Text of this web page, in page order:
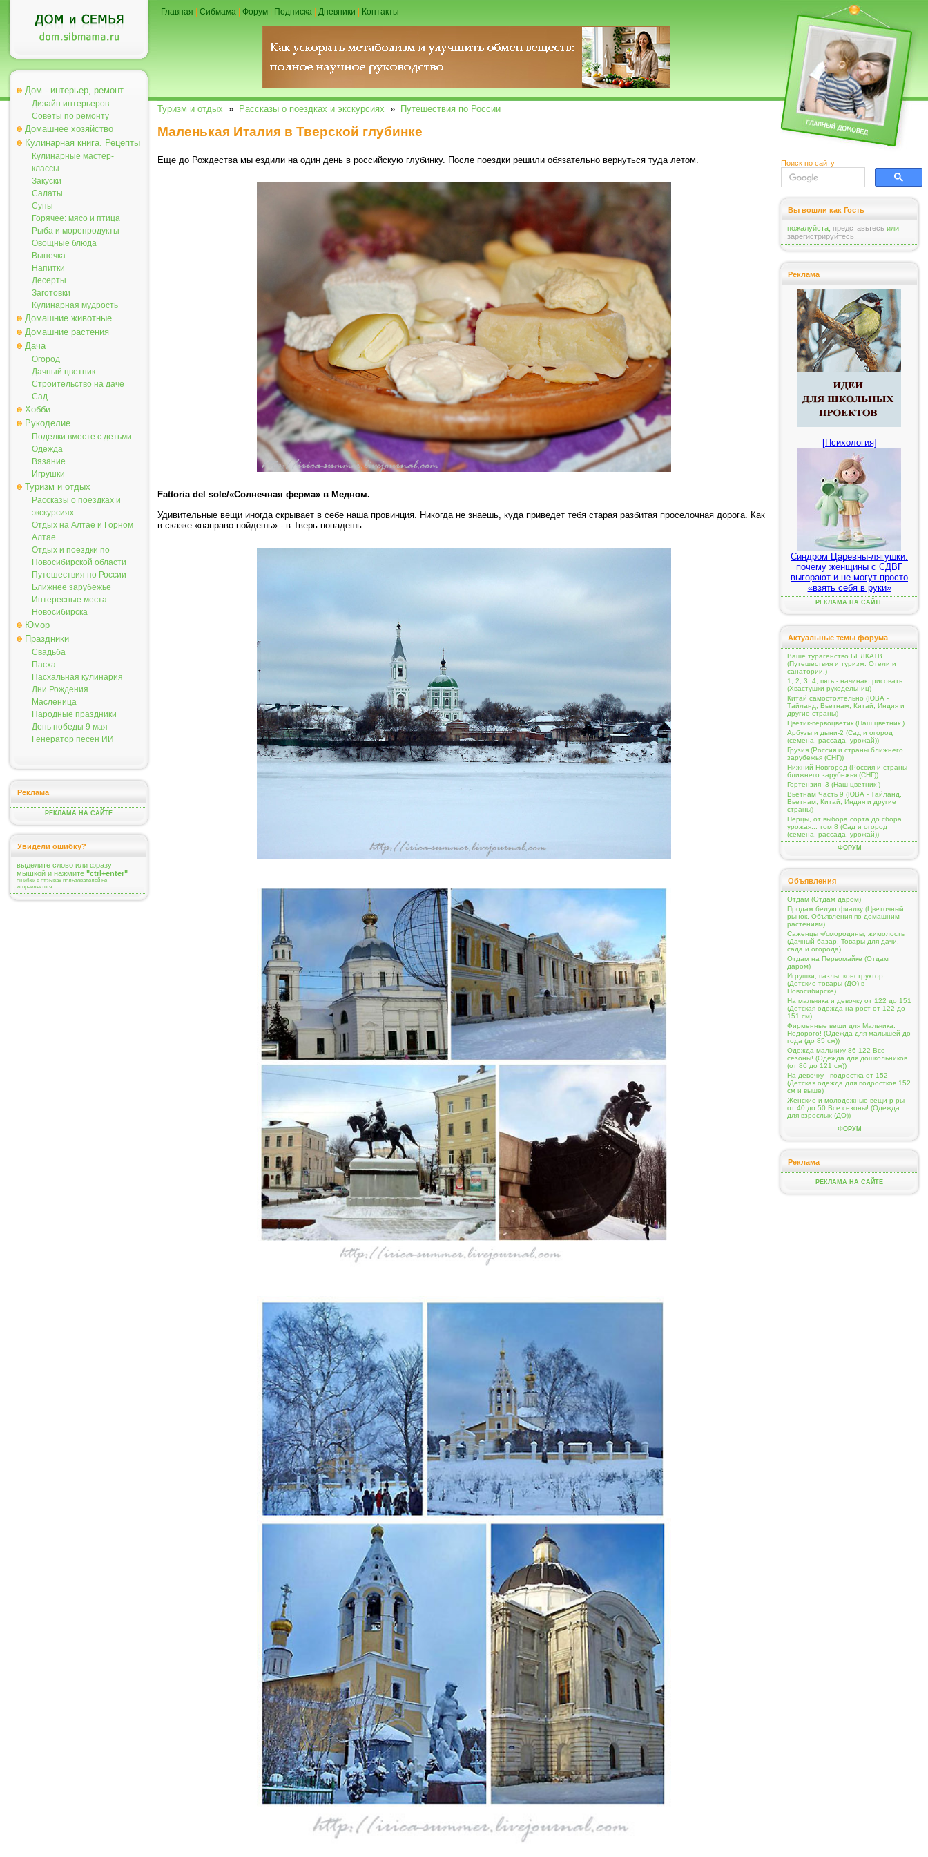
Дом - интерьер, ремонт
Дизайн интерьеров
Советы по ремонту
Домашнее хозяйство
Кулинарная книга. Рецепты
Кулинарные мастер-
классы
Закуски
Салаты
Супы
Горячее: мясо и птица
Рыба и морепродукты
Овощные блюда
Выпечка
Напитки
Десерты
Заготовки
Кулинарная мудрость
Домашние животные
Домашние растения
Дача
Огород
Дачный цветник
Строительство на даче
Сад
Хобби
Рукоделие
Поделки вместе с детьми
Одежда
Вязание
Игрушки
Туризм и отдых
Рассказы о поездках и
экскурсиях
Отдых на Алтае и Горном
Алтае
Отдых и поездки по
Новосибирской области
Путешествия по России
Ближнее зарубежье
Интересные места
Новосибирска
Юмор
Праздники
Свадьба
Пасха
Пасхальная кулинария
Дни Рождения
Масленица
Народные праздники
День победы 9 мая
Генератор песен ИИ
Реклама
РЕКЛАМА НА САЙТЕ
Увидели ошибку?
выделите слово или фразу
мышкой и нажмите "ctrl+enter"
ошибки в отзывах пользователей не
исправляются
Главная Сибмама Форум Подписка Дневники Контакты
Туризм и отдых » Рассказы о поездках и экскурсиях » Путешествия по России
Маленькая Италия в Тверской глубинке
Еще до Рождества мы ездили на один день в российскую глубинку. После поездки решили обязательно вернуться туда летом.
Fattoria del sole/«Солнечная ферма» в Медном.
Удивительные вещи иногда скрывает в себе наша провинция. Никогда не знаешь, куда приведет тебя старая разбитая проселочная дорога. Как
в сказке «направо пойдешь» - в Тверь попадешь.
Поиск по сайту
Вы вошли как Гость
пожалуйста, представьтесь или
зарегистрируйтесь
Реклама
[Психология]
Синдром Царевны-лягушки:
почему женщины с СДВГ
выгорают и не могут просто
«взять себя в руки»
РЕКЛАМА НА САЙТЕ
Актуальные темы форума
Ваше турагенство БЕЛКАТВ
(Путешествия и туризм. Отели и
санатории.)
1, 2, 3, 4, пять - начинаю рисовать.
(Хвастушки рукодельниц)
Китай самостоятельно (ЮВА -
Тайланд, Вьетнам, Китай, Индия и
другие страны)
Цветик-первоцветик (Наш цветник )
Арбузы и дыни-2 (Сад и огород
(семена, рассада, урожай))
Грузия (Россия и страны ближнего
зарубежья (СНГ))
Нижний Новгород (Россия и страны
ближнего зарубежья (СНГ))
Гортензия -3 (Наш цветник )
Вьетнам Часть 9 (ЮВА - Тайланд,
Вьетнам, Китай, Индия и другие
страны)
Перцы, от выбора сорта до сбора
урожая... том 8 (Сад и огород
(семена, рассада, урожай))
ФОРУМ
Объявления
Отдам (Отдам даром)
Продам белую фиалку (Цветочный
рынок. Объявления по домашним
растениям)
Саженцы ч/смородины, жимолость
(Дачный базар. Товары для дачи,
сада и огорода)
Отдам на Первомайке (Отдам
даром)
Игрушки, пазлы, конструктор
(Детские товары (ДО) в
Новосибирске)
На мальчика и девочку от 122 до 151
(Детская одежда на рост от 122 до
151 см)
Фирменные вещи для Мальчика.
Недорого! (Одежда для малышей до
года (до 85 см))
Одежда мальчику 86-122 Все
сезоны! (Одежда для дошкольников
(от 86 до 121 см))
На девочку - подростка от 152
(Детская одежда для подростков 152
см и выше)
Женские и молодежные вещи р-ры
от 40 до 50 Все сезоны! (Одежда
для взрослых (ДО))
ФОРУМ
Реклама
РЕКЛАМА НА САЙТЕ